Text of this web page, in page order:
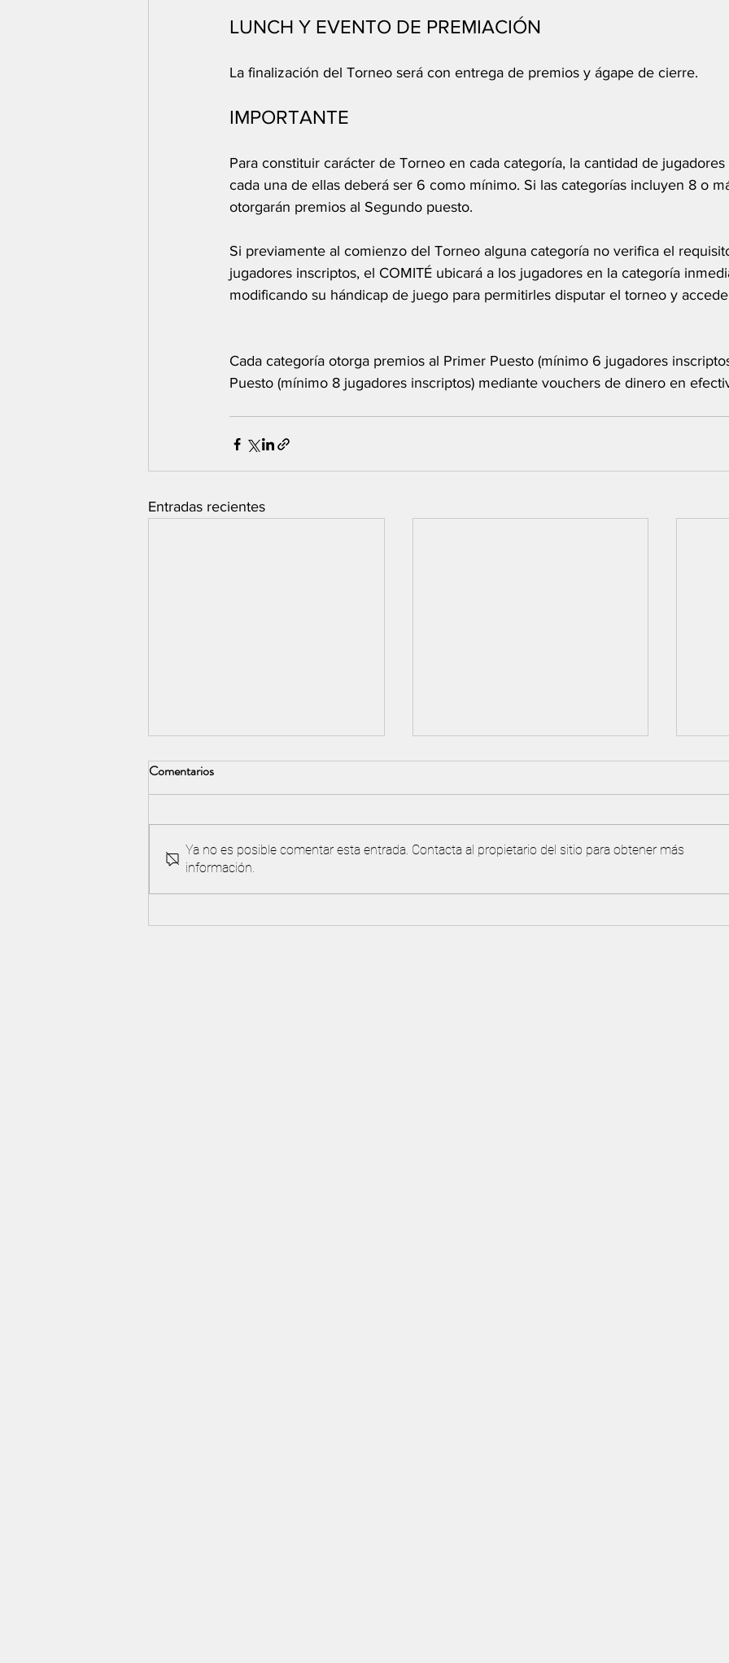
LUNCH Y EVENTO DE PREMIACIÓN
La finalización del Torneo será con entrega de premios y ágape de cierre.
IMPORTANTE
Para constituir carácter de Torneo en cada categoría, la cantidad de
cada una de ellas deberá ser 6 como mínimo. Si las categorías incluyen 8 o
otorgarán premios al Segundo puesto.
Si previamente al comienzo del Torneo alguna categoría no verifica el
jugadores inscriptos, el COMITÉ ubicará a los jugadores en la categoría
modificando su hándicap de juego para permitirles disputar el torneo y
Cada categoría otorga premios al Primer Puesto (mínimo 6 jugadores
Puesto (mínimo 8 jugadores inscriptos) mediante vouchers de dinero en
Entradas recientes
¡Nuevo! Primera Edición Gran
Torneo y acuerdo de reciprocidad
Comentarios
Ya no es posible comentar esta entrada. Contacta al propietario del sitio para obtener más
información.